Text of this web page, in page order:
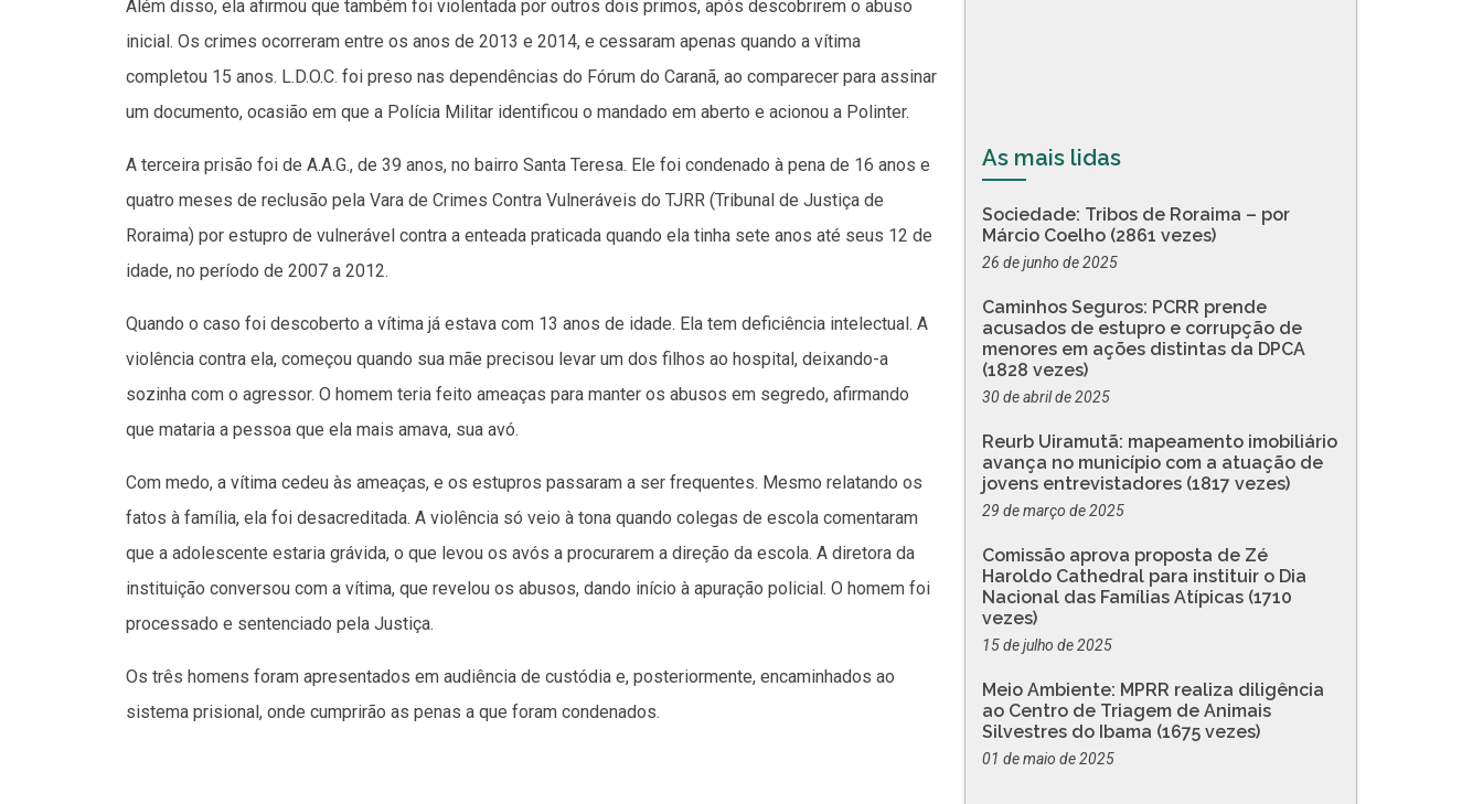
Além disso, ela afirmou que também foi violentada por outros dois primos, após descobrirem o abuso
inicial. Os crimes ocorreram entre os anos de 2013 e 2014, e cessaram apenas quando a vítima
completou 15 anos. L.D.O.C. foi preso nas dependências do Fórum do Caranã, ao comparecer para assinar
um documento, ocasião em que a Polícia Militar identificou o mandado em aberto e acionou a Polinter.
A terceira prisão foi de A.A.G., de 39 anos, no bairro Santa Teresa. Ele foi condenado à pena de 16 anos e
quatro meses de reclusão pela Vara de Crimes Contra Vulneráveis do TJRR (Tribunal de Justiça de
Roraima) por estupro de vulnerável contra a enteada praticada quando ela tinha sete anos até seus 12 de
idade, no período de 2007 a 2012.
Quando o caso foi descoberto a vítima já estava com 13 anos de idade. Ela tem deficiência intelectual. A
violência contra ela, começou quando sua mãe precisou levar um dos filhos ao hospital, deixando-a
sozinha com o agressor. O homem teria feito ameaças para manter os abusos em segredo, afirmando
que mataria a pessoa que ela mais amava, sua avó.
Com medo, a vítima cedeu às ameaças, e os estupros passaram a ser frequentes. Mesmo relatando os
fatos à família, ela foi desacreditada. A violência só veio à tona quando colegas de escola comentaram
que a adolescente estaria grávida, o que levou os avós a procurarem a direção da escola. A diretora da
instituição conversou com a vítima, que revelou os abusos, dando início à apuração policial. O homem foi
processado e sentenciado pela Justiça.
Os três homens foram apresentados em audiência de custódia e, posteriormente, encaminhados ao
sistema prisional, onde cumprirão as penas a que foram condenados.
As mais lidas
Sociedade: Tribos de Roraima – por
Márcio Coelho (2861 vezes)
26 de junho de 2025
Caminhos Seguros: PCRR prende
acusados de estupro e corrupção de
menores em ações distintas da DPCA
(1828 vezes)
30 de abril de 2025
Reurb Uiramutã: mapeamento imobiliário
avança no município com a atuação de
jovens entrevistadores (1817 vezes)
29 de março de 2025
Comissão aprova proposta de Zé
Haroldo Cathedral para instituir o Dia
Nacional das Famílias Atípicas (1710
vezes)
15 de julho de 2025
Meio Ambiente: MPRR realiza diligência
ao Centro de Triagem de Animais
Silvestres do Ibama (1675 vezes)
01 de maio de 2025